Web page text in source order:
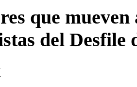
que
del Desfile